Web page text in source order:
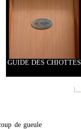
GUIDE DES CHIOTTES
de gueule